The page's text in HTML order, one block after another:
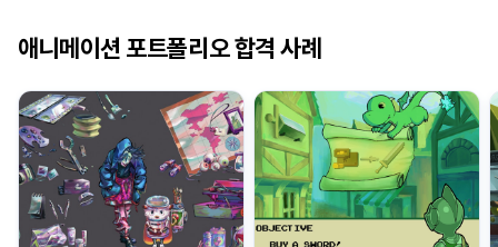
애니메이션 포트폴리오 합격 사례